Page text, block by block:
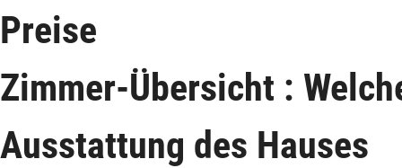
Preise
Zimmer-Übersicht :
Ausstattung des Hauses